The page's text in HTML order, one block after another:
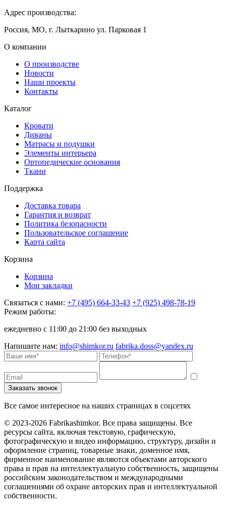
Адрес производства:
Россия, МО, г. Лыткарино ул. Парковая 1
О компании
О производстве
Новости
Наши проекты
Контакты
Каталог
Кровати
Диваны
Матрасы и подушки
Элементы интерьера
Ортопедические основания
Ткани
Поддержка
Доставка товара
Гарантия и возврат
Политика безопасности
Пользовательское соглашение
Карта сайта
Корзина
Корзина
Мои закладки
Связаться с нами: +7 (495) 664-33-43 +7 (925) 498-78-19
Режим работы:
ежедневно с 11:00 до 21:00 без выходных
Напишите нам: info@shimkor.ru fabrika.doss@yandex.ru
Все самое интересное на наших страницах в соцсетях
© 2023-2026 Fabrikashimkor. Все права защищены. Все
ресурсы сайта, включая текстовую, графическую,
фотографическую и видео информацию, структуру, дизайн и
оформление страниц, товарные знаки, доменное имя,
фирменное наименование являются объектами авторского
права и прав на интеллектуальную собственность, защищены
российским законодательством и международными
соглашениями об охране авторских прав и интеллектуальной
собственности.